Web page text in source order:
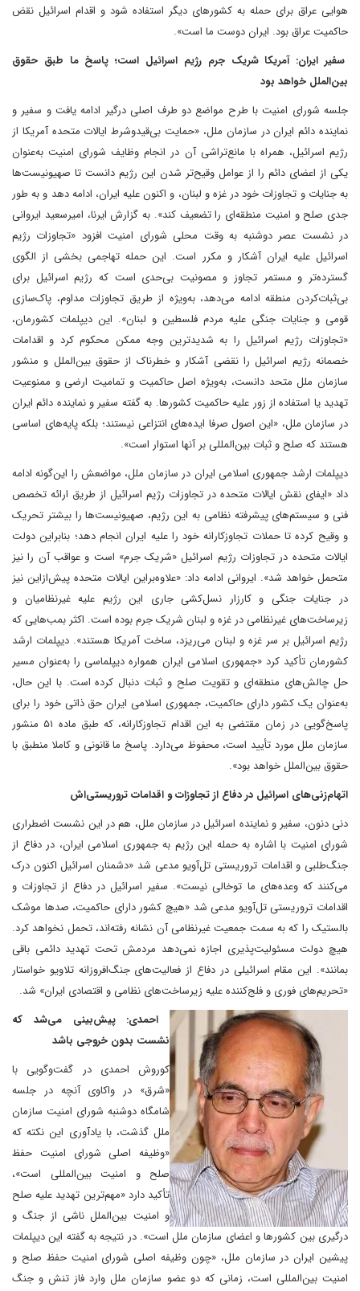
هوایی عراق برای حمله به کشورهای دیگر استفاده شود و اقدام اسرائیل نقض
حاکمیت عراق بود. ایران دوست ما است».
سفیر ایران: آمریکا شریک جرم رژیم اسرائیل است؛ پاسخ ما طبق حقوق
بین‌الملل خواهد بود
جلسه شورای امنیت با طرح مواضع دو طرف اصلی درگیر ادامه یافت و سفیر و
نماینده دائم ایران در سازمان ملل، «حمایت بی‌قید‌و‌شرط ایالات متحده آمریکا از
رژیم اسرائیل، همراه با مانع‌تراشی آن در انجام وظایف شورای امنیت به‌عنوان
یکی از اعضای دائم را از عوامل وقیح‌تر شدن این رژیم دانست تا صهیونیست‌ها
به جنایات و تجاوزات خود در غزه و لبنان، و اکنون علیه ایران، ادامه دهد و به‌ طور
جدی صلح و امنیت منطقه‌ای را تضعیف کند». به گزارش ایرنا، امیرسعید ایروانی
در نشست عصر دوشنبه به وقت محلی شورای امنیت افزود «تجاوزات رژیم
اسرائیل علیه ایران آشکار و مکرر است. این حمله تهاجمی بخشی از الگوی
گسترده‌تر و مستمر تجاوز و مصونیت بی‌حدی است که رژیم اسرائیل برای
بی‌ثبات‌کردن منطقه ادامه می‌دهد، به‌ویژه از طریق تجاوزات مداوم، پاک‌سازی
قومی و جنایات جنگی علیه مردم فلسطین و لبنان». این دیپلمات کشورمان،
«تجاوزات رژیم اسرائیل را به شدیدترین وجه ممکن محکوم کرد و اقدامات
خصمانه رژیم اسرائیل را نقضی آشکار و خطرناک از حقوق بین‌الملل و منشور
سازمان ملل متحد دانست، به‌ویژه اصل حاکمیت و تمامیت ارضی و ممنوعیت
تهدید یا استفاده از زور علیه حاکمیت کشورها. به گفته سفیر و نماینده دائم ایران
در سازمان ملل، «این اصول صرفا ایده‌های انتزاعی نیستند؛ بلکه پایه‌های اساسی
هستند که صلح و ثبات بین‌المللی بر آنها استوار است».
دیپلمات ارشد جمهوری اسلامی ایران در سازمان ملل، مواضعش را این‌گونه ادامه
داد «ایفای نقش ایالات متحده در تجاوزات رژیم اسرائیل از طریق ارائه تخصص
فنی و سیستم‌های پیشرفته نظامی به این رژیم، صهیونیست‌ها را بیشتر تحریک
و وقیح کرده تا حملات تجاوزکارانه خود را علیه ایران انجام دهد؛ بنابراین دولت
ایالات متحده در تجاوزات رژیم اسرائیل «شریک جرم» است و عواقب آن را نیز
متحمل خواهد شد». ایروانی ادامه داد: «علاوه‌براین ایالات متحده پیش‌ازاین نیز
در جنایات جنگی و کارزار نسل‌کشی جاری این رژیم علیه غیرنظامیان و
زیرساخت‌های غیرنظامی در غزه و لبنان شریک جرم بوده است. اکثر بمب‌هایی که
رژیم اسرائیل بر سر غزه و لبنان می‌ریزد، ساخت آمریکا هستند». دیپلمات ارشد
کشورمان تأکید کرد «جمهوری اسلامی ایران همواره دیپلماسی را به‌عنوان مسیر
حل چالش‌های منطقه‌ای و تقویت صلح و ثبات دنبال کرده است. با این حال،
به‌عنوان یک کشور دارای حاکمیت، جمهوری اسلامی ایران حق ذاتی خود را برای
پاسخ‌گویی در زمان مقتضی به این اقدام تجاوزکارانه، که طبق ماده ۵۱ منشور
سازمان ملل مورد تأیید است، محفوظ می‌دارد. پاسخ ما قانونی و کاملا منطبق با
حقوق بین‌الملل خواهد بود».
اتهام‌زنی‌های اسرائیل در دفاع از تجاوزات و اقدامات تروریستی‌اش
دنی دنون، سفیر و نماینده اسرائیل در سازمان ملل، هم در این نشست اضطراری
شورای امنیت با اشاره به حمله این رژیم به جمهوری اسلامی ایران، در دفاع از
جنگ‌طلبی و اقدامات تروریستی تل‌آویو مدعی شد «دشمنان اسرائیل اکنون درک
می‌کنند که وعده‌های ما توخالی نیست». سفیر اسرائیل در دفاع از تجاوزات و
اقدامات تروریستی تل‌آویو مدعی شد «هیچ کشور دارای حاکمیت، صدها موشک
بالستیک را که به سمت جمعیت غیرنظامی آن نشانه رفته‌اند، تحمل نخواهد کرد.
هیچ دولت مسئولیت‌پذیری اجازه نمی‌دهد مردمش تحت تهدید دائمی باقی
بمانند». این مقام اسرائیلی در دفاع از فعالیت‌های جنگ‌افروزانه تلاویو خواستار
«تحریم‌های فوری و فلج‌کننده علیه زیرساخت‌های نظامی و اقتصادی ایران» شد.
احمدی: پیش‌بینی می‌شد که
نشست بدون خروجی باشد
کوروش احمدی در گفت‌وگویی با
«شرق» در واکاوی آنچه در جلسه
شامگاه دوشنبه شورای امنیت سازمان
ملل گذشت، با یادآوری این نکته که
«وظیفه اصلی شورای امنیت حفظ
صلح و امنیت بین‌المللی است»،
تأکید دارد «مهم‌ترین تهدید علیه صلح
و امنیت بین‌الملل ناشی از جنگ و
درگیری بین کشورها و اعضای سازمان ملل است». در نتیجه به گفته این دیپلمات
پیشین ایران در سازمان ملل، «چون وظیفه اصلی شورای امنیت حفظ صلح و
امنیت بین‌المللی است، زمانی که دو عضو سازمان ملل وارد فاز تنش و جنگ